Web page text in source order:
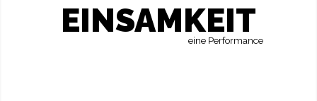
EINSAMKEIT
eine Performance